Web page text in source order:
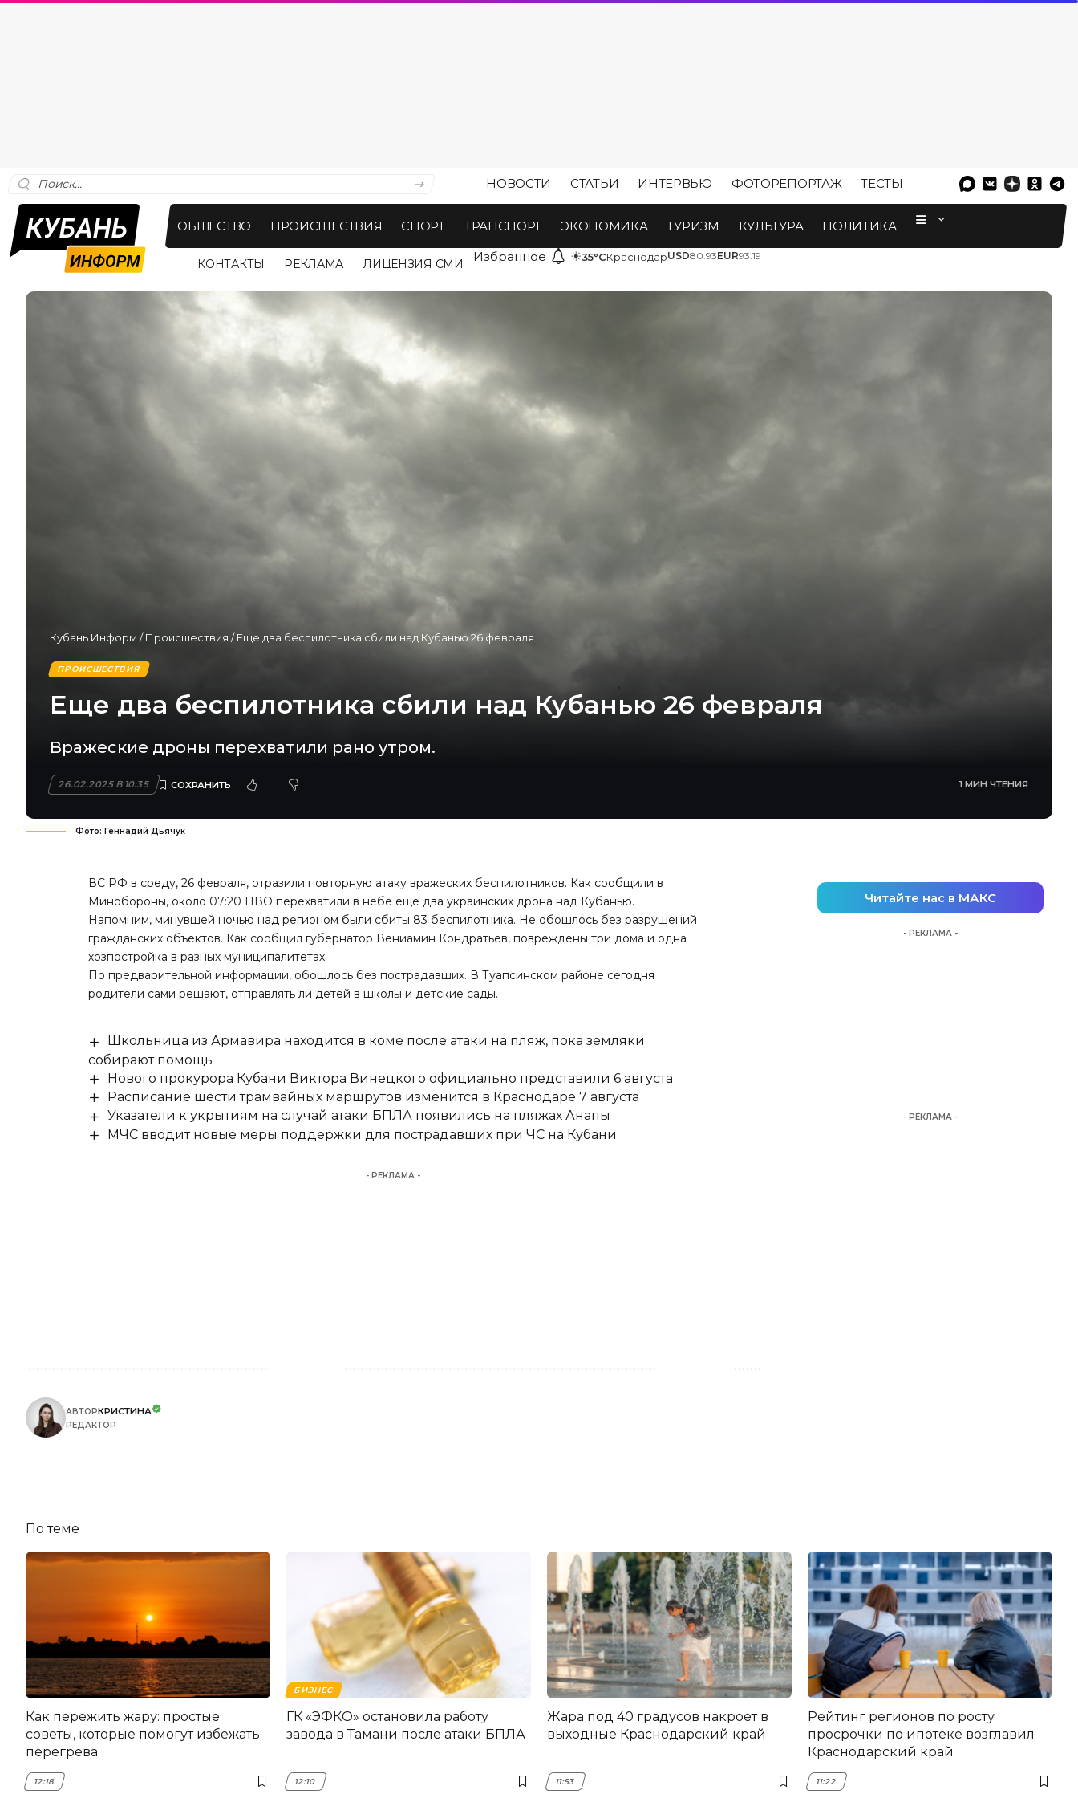
НОВОСТИ СТАТЬИ ИНТЕРВЬЮ ФОТОРЕПОРТАЖ ТЕСТЫ
ОБЩЕСТВО ПРОИСШЕСТВИЯ СПОРТ ТРАНСПОРТ ЭКОНОМИКА ТУРИЗМ КУЛЬТУРА ПОЛИТИКА
КОНТАКТЫ РЕКЛАМА ЛИЦЕНЗИЯ СМИ Избранное ☀35°CКраснодарUSD80.93EUR93.19
Кубань Информ /Происшествия /Еще два беспилотника сбили над Кубанью 26 февраля
ПРОИСШЕСТВИЯ
Еще два беспилотника сбили над Кубанью 26 февраля
Вражеские дроны перехватили рано утром.
26.02.2025 В 10:35 1 МИН ЧТЕНИЯ
Фото: Геннадий Дьячук
ВС РФ в среду, 26 февраля, отразили повторную атаку вражеских беспилотников. Как сообщили в
Минобороны, около 07:20 ПВО перехватили в небе еще два украинских дрона над Кубанью.
Напомним, минувшей ночью над регионом были сбиты 83 беспилотника. Не обошлось без разрушений
гражданских объектов. Как сообщил губернатор Вениамин Кондратьев, повреждены три дома и одна
хозпостройка в разных муниципалитетах.
По предварительной информации, обошлось без пострадавших. В Туапсинском районе сегодня
родители сами решают, отправлять ли детей в школы и детские сады.
Школьница из Армавира находится в коме после атаки на пляж, пока земляки
собирают помощь
Нового прокурора Кубани Виктора Винецкого официально представили 6 августа
Расписание шести трамвайных маршрутов изменится в Краснодаре 7 августа
Указатели к укрытиям на случай атаки БПЛА появились на пляжах Анапы
МЧС вводит новые меры поддержки для пострадавших при ЧС на Кубани
- РЕКЛАМА -
АВТОРКРИСТИНА
РЕДАКТОР
Читайте нас в МАКС
- РЕКЛАМА -
- РЕКЛАМА -
По теме
Как пережить жару: простые
советы, которые помогут избежать
перегрева
12:18
БИЗНЕС
ГК «ЭФКО» остановила работу
завода в Тамани после атаки БПЛА
12:10
Жара под 40 градусов накроет в
выходные Краснодарский край
11:53
Рейтинг регионов по росту
просрочки по ипотеке возглавил
Краснодарский край
11:22